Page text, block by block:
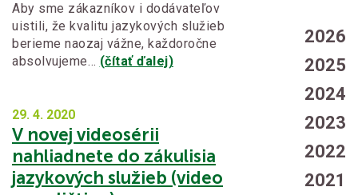
Aby sme zákazníkov i dodávateľov
uistili, že kvalitu jazykových služieb
berieme naozaj vážne, každoročne
absolvujeme… (čítať ďalej)
29. 4. 2020
V novej videosérii
nahliadnete do zákulisia
jazykových služieb (video
2026
2025
2024
2023
2022
2021